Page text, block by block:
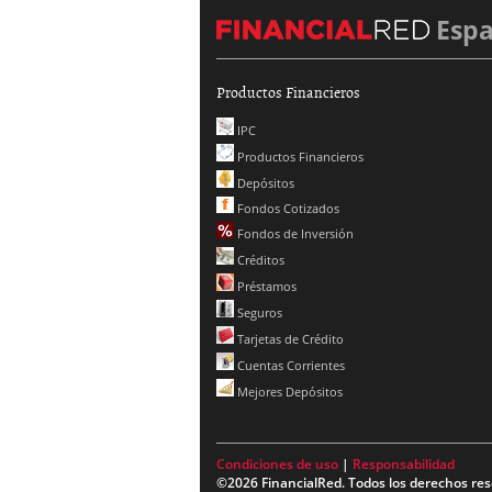
Productos Financieros
IPC
Productos Financieros
Depósitos
Fondos Cotizados
Fondos de Inversión
Créditos
Préstamos
Seguros
Tarjetas de Crédito
Cuentas Corrientes
Mejores Depósitos
Condiciones de uso | Responsabilidad
©2026 FinancialRed. Todos los derechos